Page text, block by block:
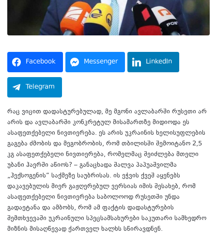
Facebook Messenger LinkedIn
Telegram
რაც ვიცით დადასტურებულად, მე მგონი ავლაბარში რუსეთი არ
არის და ავლაბარში კონკრეტულ მისამართზე მიდიოდა ეს
ასაფეთქებელი ნივთიერება. ეს არის უკრაინის ხელისუფლების
გაგება ძმობის და მეგობრობის, რომ თბილისში შემოიტანო 2,5
კგ ასაფეთქებელი ნივთიერება, რომელმაც შეიძლება მთელი
უბანი ჰაერში აწიოს? – განაცხადა შალვა პაპუაშვილმა
„ჰექსოგენის“ საქმეზე საუბრისას. ის ეჭვის ქვეშ აყენებს
დაკავებულის მიერ გაჟღერებულ ვერსიას იმის შესახებ, რომ
ასაფეთქებელი ნივთიერება საბოლოოდ რუსეთში უნდა
გადაეტანა და ამბობს, რომ ამ ფაქტის დადასტურების
შემთხვევაში უკრაინული სპეცსამსახურები საკუთარი სამხედრო
მიზნის მისაღწევად ქართველ ხალხს სწირავდნენ.